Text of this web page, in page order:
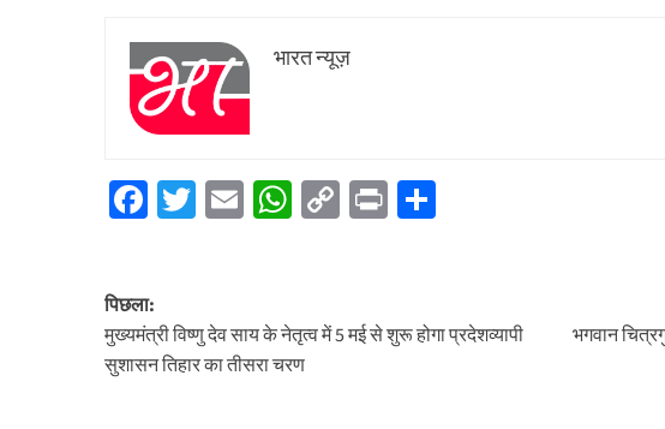
भारत न्यूज़
Facebook
Twitter
EmailWhatsApp
Copy
Print
पोस्ट
नेविगेशन
पिछला:
मुख्यमंत्री विष्णु देव साय के नेतृत्व में 5 मई से शुरू होगा प्रदेशव्यापी
सुशासन तिहार का तीसरा चरण
भगवान